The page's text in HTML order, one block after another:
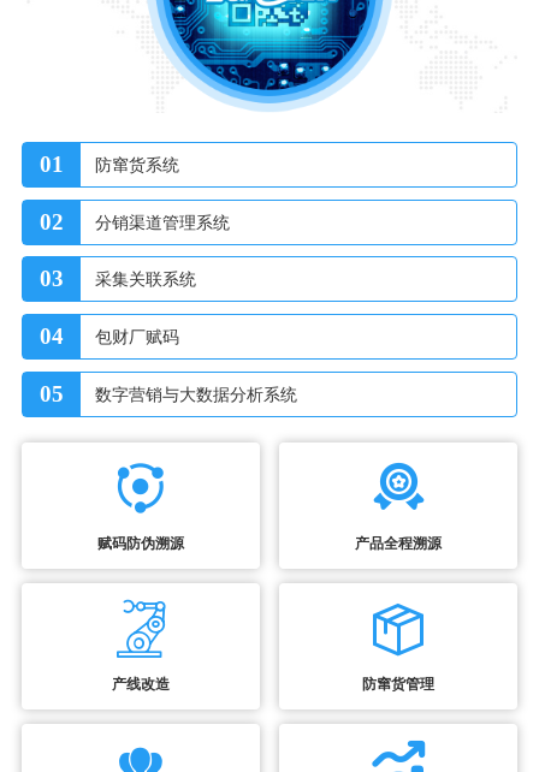
01 防窜货系统
02 分销渠道管理系统
03 采集关联系统
04 包财厂赋码
05 数字营销与大数据分析系统
赋码防伪溯源 产品全程溯源
产线改造 防窜货管理